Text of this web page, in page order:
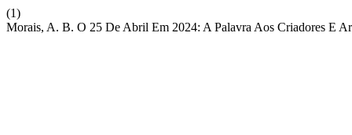
(1)
Morais, A. B. O 25 De Abril Em 2024: A Palavra Aos Criadores E